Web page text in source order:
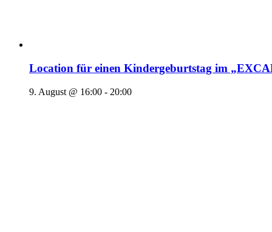
Location für einen Kindergeburtstag im
9. August @ 16:00 - 20:00